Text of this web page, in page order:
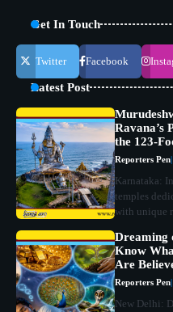
Get In Touch
Twitter Facebook
Latest Post
Ravana’s
the 123-
Reporters Pen
Karnataka:
temples
with unique
Dreaming
Know
Are
Reporters Pen
New Delhi: